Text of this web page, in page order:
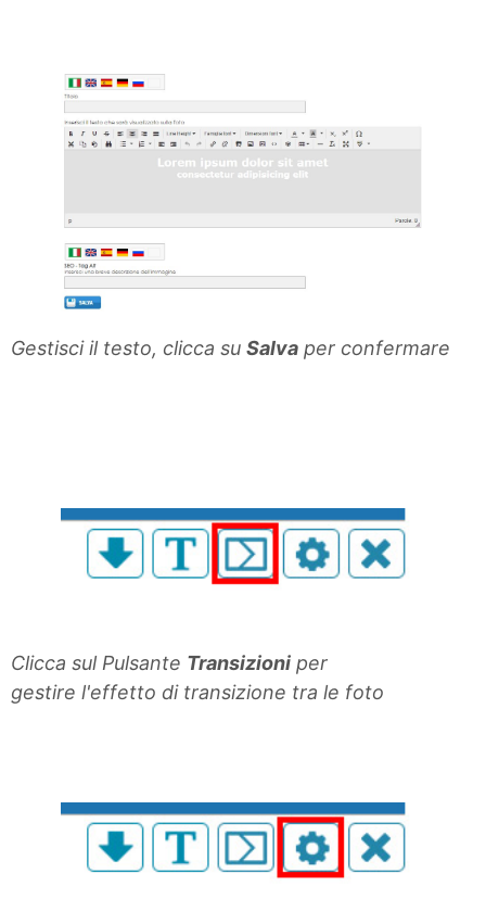
Gestisci il testo, clicca su Salva per confermare
Clicca sul Pulsante Transizioni per
gestire l'effetto di transizione tra le foto